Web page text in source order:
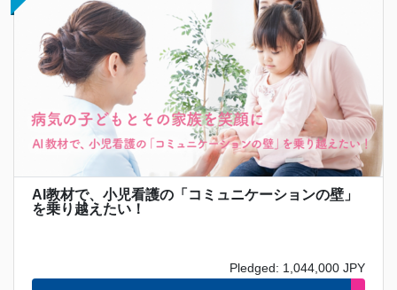
AI教材で、小児看護の「コミュニケーションの壁」
を乗り越えたい！
Pledged: 1,044,000 JPY